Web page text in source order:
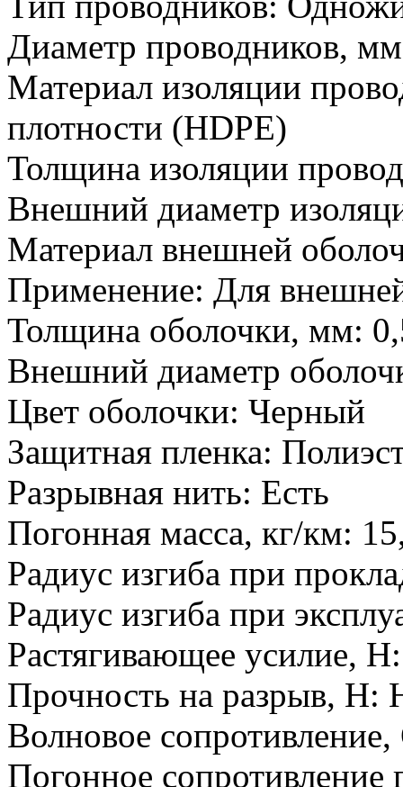
Диаметр проводников,
Материал изоляции
плотности (HDPE)
Толщина изоляции
Внешний диаметр
Материал внешней
Применение: Для
Толщина оболочки, мм:
Внешний диаметр
Цвет оболочки: Черный
Защитная пленка:
Разрывная нить: Есть
Погонная масса, кг/км:
Радиус изгиба при
Радиус изгиба при
Растягивающее усилие, H:
Прочность на разрыв, H:
Волновое
Погонное